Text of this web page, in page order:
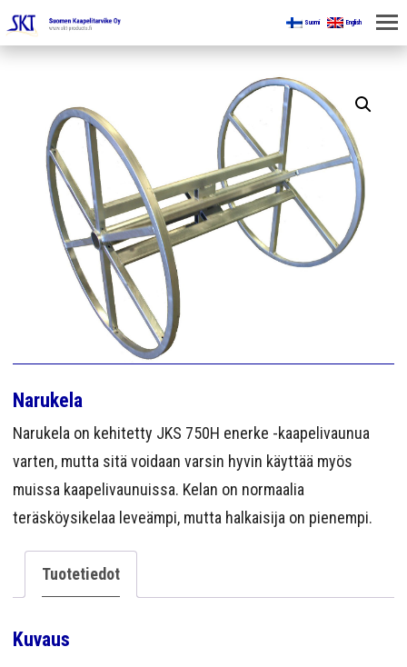
Suomi English
KAIVOKSILLE
TUOTTEET
KAIKKI OSASTOT
KAAPELINKÄSITTELYLAITTEET
JÄNNITETYÖLINJAVARUSTEET
KAIVOSTEOLLISUUDEN LAITTEET
ESITTEET
YHTEYS
Narukela
Narukela on kehitetty JKS 750H enerke -kaapelivaunua
varten, mutta sitä voidaan varsin hyvin käyttää myös
muissa kaapelivaunuissa. Kelan on normaalia
teräsköysikelaa leveämpi, mutta halkaisija on pienempi.
Tuotetiedot
Kuvaus